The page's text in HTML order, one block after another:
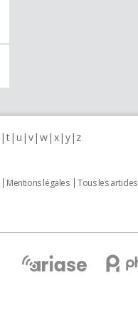
t u v w x y z
Mentions légales Tous les articles